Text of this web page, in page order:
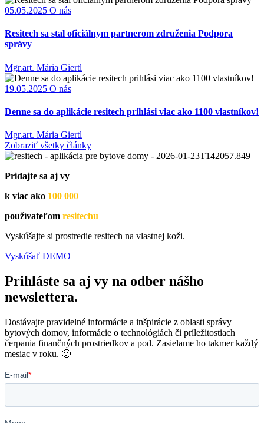
05.05.2025 O nás
Resitech sa stal oficiálnym partnerom združenia Podpora
správy
Mgr.art. Mária Giertl
19.05.2025 O nás
Denne sa do aplikácie resitech prihlási viac ako 1100 vlastníkov!
Mgr.art. Mária Giertl
Zobraziť všetky články
Pridajte sa aj vy
k viac ako 100 000
používateľom resitechu
Vyskúšajte si prostredie resitech na vlastnej koži.
Vyskúšať DEMO
Prihláste sa aj vy na odber nášho
newslettera.
Dostávajte pravidelné informácie a inšpirácie z oblasti správy
bytových domov, informácie o technológiách či príležitostiach
čerpania finančných prostriedkov a pod. Zasielame ho takmer každý
mesiac v roku. 🙂